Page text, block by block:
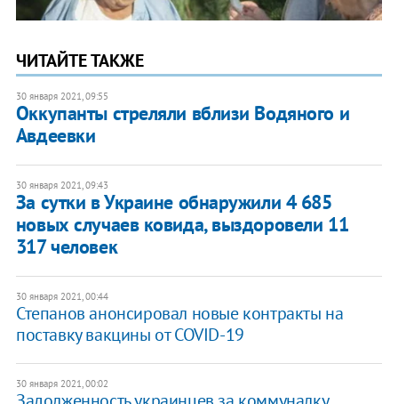
ЧИТАЙТЕ ТАКЖЕ
30 января 2021, 09:55
Оккупанты стреляли вблизи Водяного и
Авдеевки
30 января 2021, 09:43
За сутки в Украине обнаружили 4 685
новых случаев ковида, выздоровели 11
317 человек
30 января 2021, 00:44
Степанов анонсировал новые контракты на
поставку вакцины от COVID-19
30 января 2021, 00:02